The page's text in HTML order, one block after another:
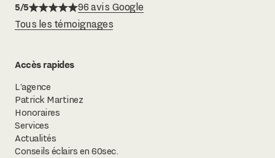
5/5
96 avis Google
Tous les témoignages
Accès rapides
L’agence
Patrick Martinez
Honoraires
Services
Actualités
Conseils éclairs en 60sec.